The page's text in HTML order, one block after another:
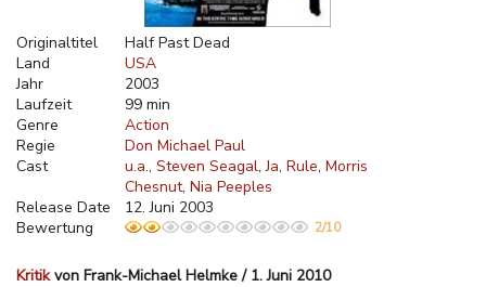
Originaltitel
Half Past Dead
Land
USA
Jahr
2003
Laufzeit
99 min
Genre
Action
Regie
Don Michael Paul
Cast
u.a. Steven Seagal Ja Rule Morris
Chesnut Nia Peeples
Release Date
12. Juni 2003
Bewertung
2/10
Kritikvon Frank-Michael Helmke / 1. Juni 2010